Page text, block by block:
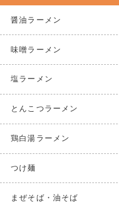
醤油ラーメン
味噌ラーメン
塩ラーメン
とんこつラーメン
鶏白湯ラーメン
つけ麺
まぜそば・油そば